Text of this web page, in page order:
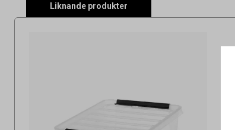
Liknande produkter